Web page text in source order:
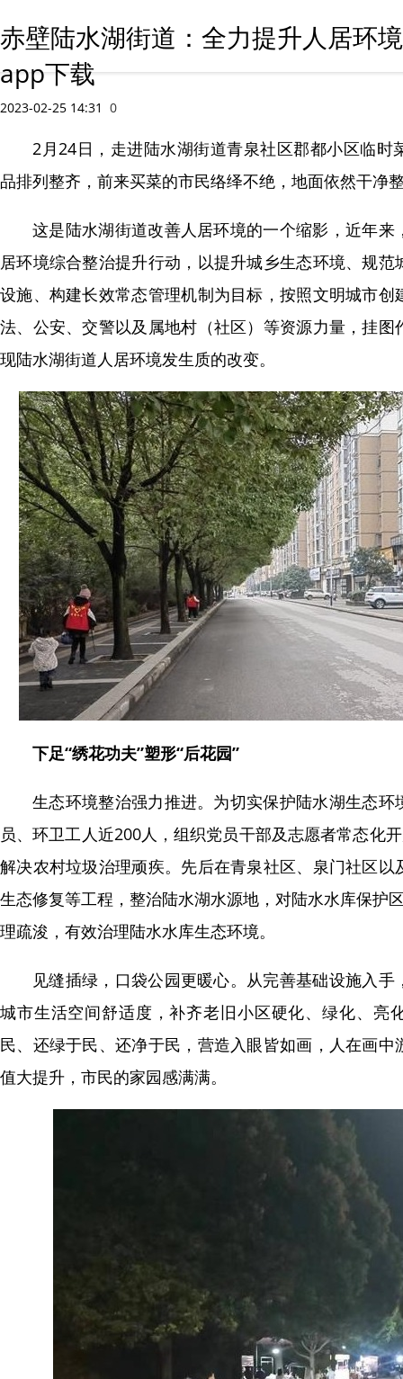
赤壁陆水湖街道：全力提升人居环
app下载
2023-02-25 14:31 0
2月24日，走进陆水湖街道青泉社区郡都小区临时
品排列整齐，前来买菜的市民络绎不绝，地面依然干净
这是陆水湖街道改善人居环境的一个缩影，近年来
居环境综合整治提升行动，以提升城乡生态环境、规
设施、构建长效常态管理机制为目标，按照文明城市创
法、公安、交警以及属地村（社区）等资源力量，挂图
现陆水湖街道人居环境发生质的改变。
下足“绣花功夫”塑形“后花园”
生态环境整治强力推进。为切实保护陆水湖生态环
员、环卫工人近200人，组织党员干部及志愿者常态化
解决农村垃圾治理顽疾。先后在青泉社区、泉门社区以
生态修复等工程，整治陆水湖水源地，对陆水水库保护
理疏浚，有效治理陆水水库生态环境。
见缝插绿，口袋公园更暖心。从完善基础设施入
城市生活空间舒适度，补齐老旧小区硬化、绿化、亮
民、还绿于民、还净于民，营造入眼皆如画，人在画中
值大提升，市民的家园感满满。